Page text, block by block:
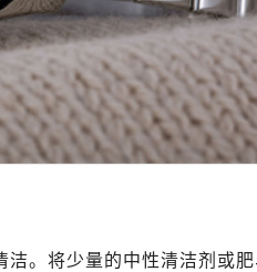
授权店）1层整层（需提前预约
权店）1层整层（需提前预约）
座17层17-B（需提前预约）
提前预约）
层03室（需提前预约）
前预约）
室（需提前预约）
室（需提前预约）
。将少量的中性清洁剂或